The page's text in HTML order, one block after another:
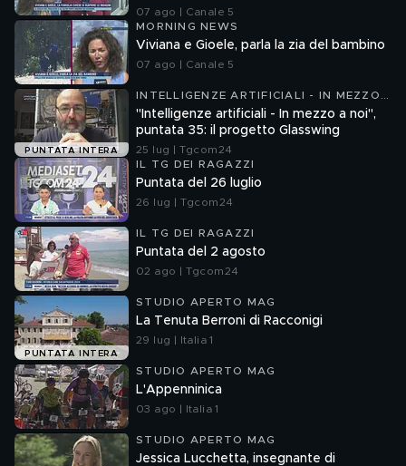
07 ago | Canale 5
MORNING NEWS
Viviana e Gioele, parla la zia del bambino
07 ago | Canale 5
PUNTATA INTERA
INTELLIGENZE ARTIFICIALI - IN MEZZO
A NOI
"Intelligenze artificiali - In mezzo a noi",
puntata 35: il progetto Glasswing
25 lug | Tgcom24
IL TG DEI RAGAZZI
Puntata del 26 luglio
26 lug | Tgcom24
IL TG DEI RAGAZZI
Puntata del 2 agosto
02 ago | Tgcom24
PUNTATA INTERA
STUDIO APERTO MAG
La Tenuta Berroni di Racconigi
29 lug | Italia 1
STUDIO APERTO MAG
L'Appenninica
03 ago | Italia 1
STUDIO APERTO MAG
Jessica Lucchetta, insegnante di